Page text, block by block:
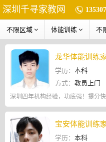
深圳千寻家教网
不限区域 体能训练 不
龙华体能训练
学历： 本科
方式： 教员上门
深圳四年机构经验，功底强！提分
宝安体能训练
学历： 本科